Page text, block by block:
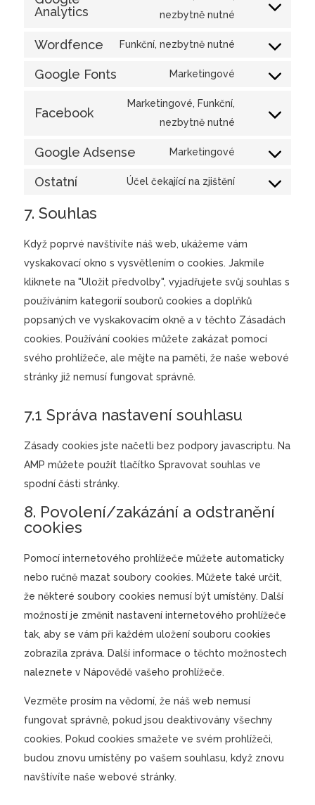
recaptcha
service
Analytics
nezbytně nutné
Consent
service
google-
Wordfence Funkční, nezbytně nutné
Consent
wordfence
Google Fonts Marketingové
Consent
service
Facebook
Marketingové, Funkční,
nezbytně nutné
Consent
service
facebook
Google Adsense Marketingové
Consent
Ostatní Účel čekající na zjištění
Consent
ostatní
7. Souhlas
Když poprvé navštívíte náš web, ukážeme vám
vyskakovací okno s vysvětlením o cookies. Jakmile
kliknete na "Uložit předvolby", vyjadřujete svůj souhlas s
používáním kategorií souborů cookies a doplňků
popsaných ve vyskakovacím okně a v těchto Zásadách
cookies. Používání cookies můžete zakázat pomocí
svého prohlížeče, ale mějte na paměti, že naše webové
stránky již nemusí fungovat správně.
7.1 Správa nastavení souhlasu
Zásady cookies jste načetli bez podpory javascriptu. Na
AMP můžete použít tlačítko Spravovat souhlas ve
spodní části stránky.
8. Povolení/zakázání a odstranění
cookies
Pomocí internetového prohlížeče můžete automaticky
nebo ručně mazat soubory cookies. Můžete také určit,
že některé soubory cookies nemusí být umístěny. Další
možností je změnit nastavení internetového prohlížeče
tak, aby se vám při každém uložení souboru cookies
zobrazila zpráva. Další informace o těchto možnostech
naleznete v Nápovědě vašeho prohlížeče.
Vezměte prosím na vědomí, že náš web nemusí
fungovat správně, pokud jsou deaktivovány všechny
cookies. Pokud cookies smažete ve svém prohlížeči,
budou znovu umístěny po vašem souhlasu, když znovu
navštívíte naše webové stránky.